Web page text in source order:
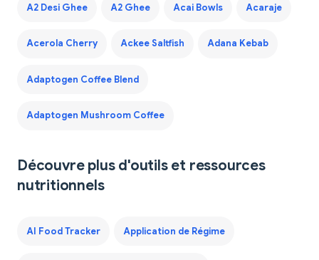
A2 Desi Ghee A2 Ghee Acai Bowls Acaraje
Acerola Cherry Ackee Saltfish Adana Kebab
Adaptogen Coffee Blend
Adaptogen Mushroom Coffee
Découvre plus d'outils et ressources
nutritionnels
AI Food Tracker Application de Régime